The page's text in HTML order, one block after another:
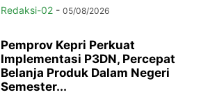
Redaksi-02 - 05/08/2026
Pemprov Kepri Perkuat
Implementasi P3DN, Percepat
Belanja Produk Dalam Negeri
Semester...